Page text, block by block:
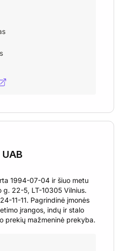
1994-07-04 ir šiuo metu
g. 22-5, LT-10305 Vilnius.
11-11. Pagrindinė įmonės
įrangos, indų ir stalo
prekių mažmeninė prekyba.